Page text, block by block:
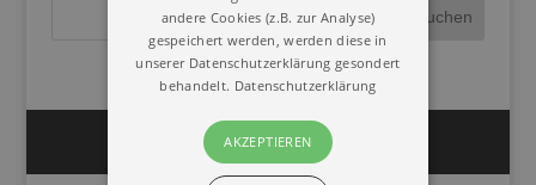
Impressum Datenschutz
andere Cookies (z.B. zur Analyse)
gespeichert werden, werden diese in
unserer Datenschutzerklärung gesondert
behandelt. Datenschutzerklärung
AKZEPTIEREN